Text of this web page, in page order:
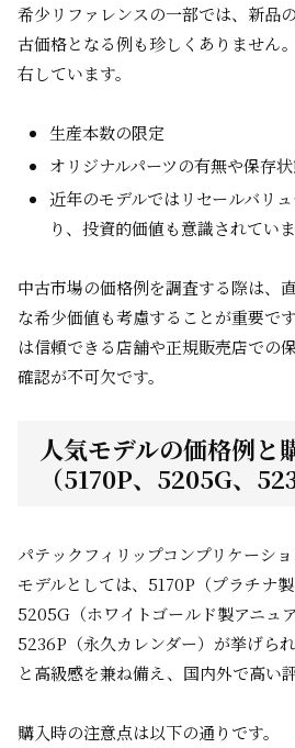
希少リファレンスの一部では、新品
古価格となる例も珍しくありません
右しています。
生産本数の限定
オリジナルパーツの有無や保存
近年のモデルではリセールバリ
り、投資的価値も意識されてい
中古市場の価格例を調査する際は、
な希少価値も考慮することが重要で
は信頼できる店舗や正規販売店での
確認が不可欠です。
人気モデルの価格例と
（5170P、5205G、
パテックフィリップコンプリケーシ
モデルとしては、5170P（プラチナ製
5205G（ホワイトゴールド製アニュ
5236P（永久カレンダー）が挙げら
と高級感を兼ね備え、国内外で高い
購入時の注意点は以下の通りです。